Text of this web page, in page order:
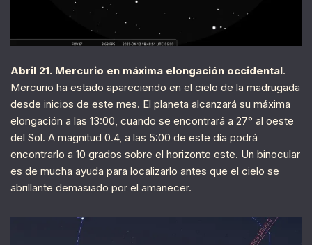
Abril 21. Mercurio en máxima elongación occidental.
Mercurio ha estado apareciendo en el cielo de la madrugada
desde inicios de este mes. El planeta alcanzará su máxima
elongación a las 13:00, cuando se encontrará a 27° al oeste
del Sol. A magnitud 0.4, a las 5:00 de este día podrá
encontrarlo a 10 grados sobre el horizonte este. Un binocular
es de mucha ayuda para localizarlo antes que el cielo se
abrillante demasiado por el amanecer.